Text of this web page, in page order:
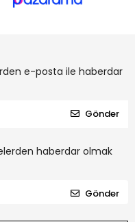
e-posta ile haberdar
Gönder
haberdar olmak
Gönder